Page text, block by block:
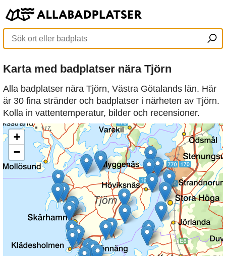
Karta med badplatser nära Tjörn
Alla badplatser nära Tjörn, Västra Götalands län. Här
är 30 fina stränder och badplatser i närheten av Tjörn.
Kolla in vattentemperatur, bilder och recensioner.
+
−